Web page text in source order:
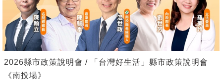
2026縣市政策說明會 / 「台灣好生活」縣市政策說明會
《南投場》